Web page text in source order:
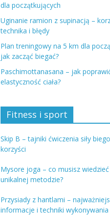
dla początkujących
Uginanie ramion z supinacją –
technika i błędy
Plan treningowy na 5 km dla
jak zacząć biegać?
Paschimottanasana – jak
elastyczność ciała?
Fitness i sport
Skip B – tajniki ćwiczenia siły
korzyści
Mysore joga – co musisz
unikalnej metodzie?
Przysiady z hantlami –
informacje i techniki wykonywania